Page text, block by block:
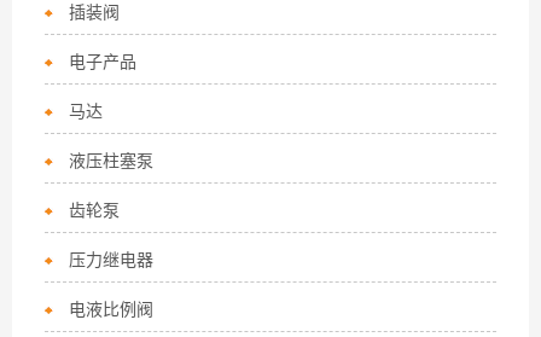
插装阀
电子产品
马达
液压柱塞泵
齿轮泵
压力继电器
电液比例阀